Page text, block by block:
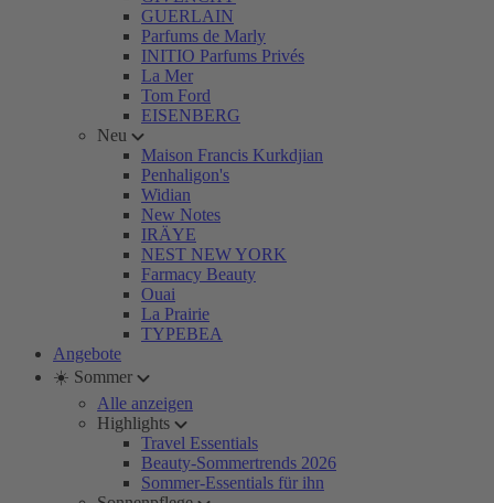
GUERLAIN
Parfums de Marly
INITIO Parfums Privés
La Mer
Tom Ford
EISENBERG
Neu
Maison Francis Kurkdjian
Penhaligon's
Widian
New Notes
IRÄYE
NEST NEW YORK
Farmacy Beauty
Ouai
La Prairie
TYPEBEA
Angebote
☀️ Sommer
Alle anzeigen
Highlights
Travel Essentials
Beauty-Sommertrends 2026
Sommer-Essentials für ihn